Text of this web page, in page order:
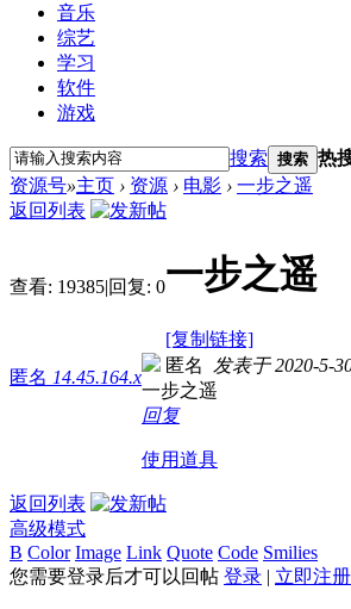
音乐
综艺
学习
软件
游戏
搜索 搜索 热
资源号»主页 › 资源 › 电影 › 一步之遥
返回列表
查看: 19385|回复: 0一步之遥
[复制链接]
匿名 14.45.164.x
匿名 发表于 2020-5-
一步之遥
回复
使用道具
返回列表
高级模式
B Color Image Link Quote Code Smilies
您需要登录后才可以回帖 登录 | 立即注册